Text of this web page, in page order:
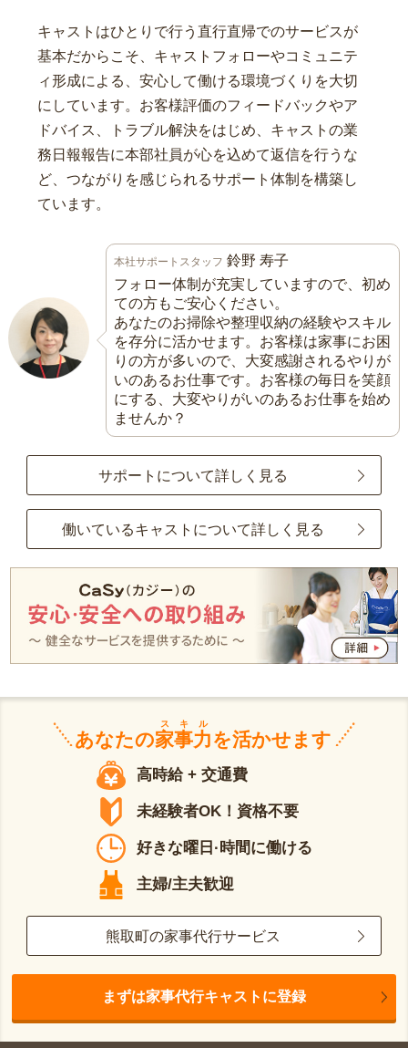
キャストはひとりで行う直行直帰でのサービスが
基本だからこそ、キャストフォローやコミュニテ
ィ形成による、安心して働ける環境づくりを大切
にしています。お客様評価のフィードバックやア
ドバイス、トラブル解決をはじめ、キャストの業
務日報報告に本部社員が心を込めて返信を行うな
ど、つながりを感じられるサポート体制を構築し
ています。
本社サポートスタッフ 鈴野 寿子
フォロー体制が充実していますので、初め
ての方もご安心ください。
あなたのお掃除や整理収納の経験やスキル
を存分に活かせます。お客様は家事にお困
りの方が多いので、大変感謝されるやりが
いのあるお仕事です。お客様の毎日を笑顔
にする、大変やりがいのあるお仕事を始め
ませんか？
サポートについて詳しく見る
働いているキャストについて詳しく見る
あなたの家事力
スキル
を活かせます
高時給 + 交通費
未経験者OK！資格不要
好きな曜日·時間に働ける
主婦/主夫歓迎
熊取町の家事代行サービス
まずは家事代行キャストに登録